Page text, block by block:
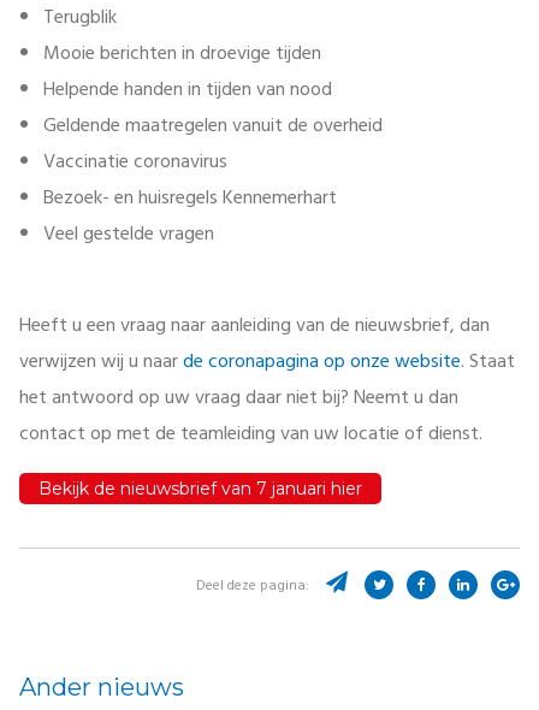
Terugblik
Mooie berichten in droevige tijden
Helpende handen in tijden van nood
Geldende maatregelen vanuit de overheid
Vaccinatie coronavirus
Bezoek- en huisregels Kennemerhart
Veel gestelde vragen
Heeft u een vraag naar aanleiding van de nieuwsbrief, dan
verwijzen wij u naarde coronapagina op onze website. Staat
het antwoord op uw vraag daar niet bij? Neemt u dan
contact op met de teamleiding van uw locatie of dienst.
Bekijk de nieuwsbrief van 7 januari hier
Deel deze pagina:
Ander nieuws